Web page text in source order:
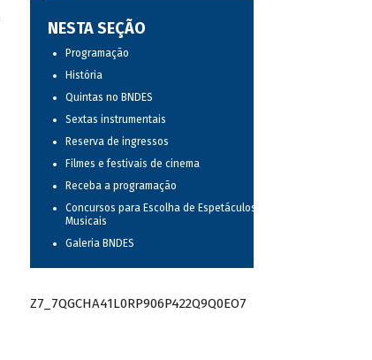
NESTA SEÇÃO
Programação
História
Quintas no BNDES
Sextas instrumentais
Reserva de ingressos
Filmes e festivais de cinema
Receba a programação
Concursos para Escolha de Espetáculos
Musicais
Galeria BNDES
Z7_7QGCHA41L0RP906P422Q9Q0EO7